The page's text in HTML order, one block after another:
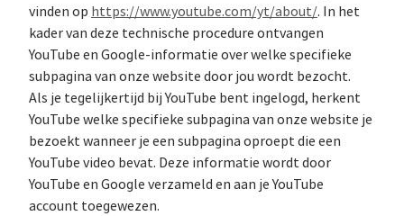
vinden op https://www.youtube.com/yt/about/. In het
kader van deze technische procedure ontvangen
YouTube en Google-informatie over welke specifieke
subpagina van onze website door jou wordt bezocht.
Als je tegelijkertijd bij YouTube bent ingelogd, herkent
YouTube welke specifieke subpagina van onze website je
bezoekt wanneer je een subpagina oproept die een
YouTube video bevat. Deze informatie wordt door
YouTube en Google verzameld en aan je YouTube
account toegewezen.